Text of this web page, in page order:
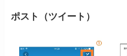
ポスト（ツイート）